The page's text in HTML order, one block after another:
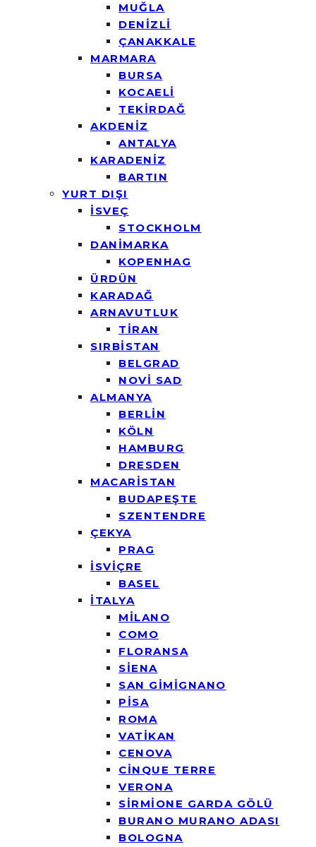
MUĞLA
DENİZLİ
ÇANAKKALE
MARMARA
BURSA
KOCAELİ
TEKİRDAĞ
AKDENİZ
ANTALYA
KARADENİZ
BARTIN
YURT DIŞI
İSVEÇ
STOCKHOLM
DANİMARKA
KOPENHAG
ÜRDÜN
KARADAĞ
ARNAVUTLUK
TİRAN
SIRBİSTAN
BELGRAD
NOVİ SAD
ALMANYA
BERLİN
KÖLN
HAMBURG
DRESDEN
MACARİSTAN
BUDAPEŞTE
SZENTENDRE
ÇEKYA
PRAG
İSVİÇRE
BASEL
İTALYA
MİLANO
COMO
FLORANSA
SİENA
SAN GİMİGNANO
PİSA
ROMA
VATİKAN
CENOVA
CİNQUE TERRE
VERONA
SİRMİONE GARDA GÖLÜ
BURANO MURANO ADASI
BOLOGNA